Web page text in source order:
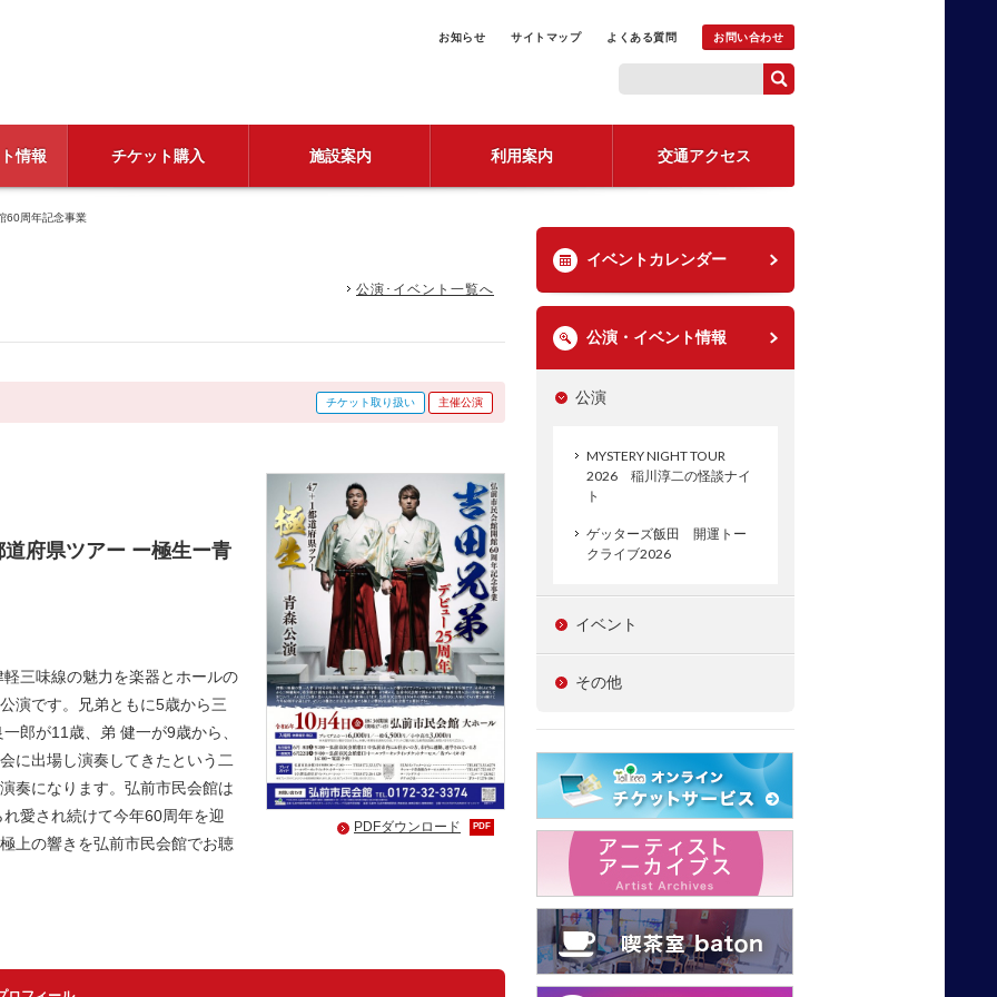
お知らせ サイトマップ よくある質問 お問い合わせ
情報 チケット購入 施設案内 利用案内 交通アクセス
60周年記念事業
公演･イベント一覧へ
チケット取り扱い 主催公演
府県ツアー ー極生ー青
三味線の魅力を楽器とホールの
演です。兄弟ともに5歳から三
郎が11歳、弟 健一が9歳から、
に出場し演奏してきたという二
奏になります。弘前市民会館は
愛され続けて今年60周年を迎
上の響きを弘前市民会館でお聴
PDFダウンロード PDF
イベントカレンダー
公演・イベント情報
公演
MYSTERY NIGHT TOUR
2026 稲川淳二の怪談ナイ
ト
ゲッターズ飯田 開運トー
クライブ2026
イベント
その他